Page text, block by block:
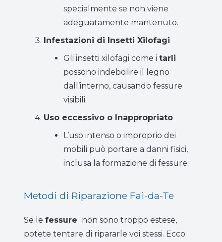
specialmente se non viene
adeguatamente mantenuto.
Infestazioni di Insetti Xilofagi
Gli insetti xilofagi come i tarli
possono indebolire il legno
dall’interno, causando fessure
visibili.
Uso eccessivo o Inappropriato
L’uso intenso o improprio dei
mobili può portare a danni fisici,
inclusa la formazione di fessure.
Metodi di Riparazione Fai-da-Te
Se le fessure non sono troppo estese,
potete tentare di ripararle voi stessi. Ecco